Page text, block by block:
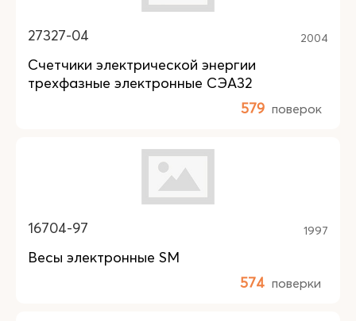
27327-04 2004
Счетчики электрической энергии
трехфазные электронные СЭА32
579 поверок
16704-97 1997
Весы электронные SM
574 поверки